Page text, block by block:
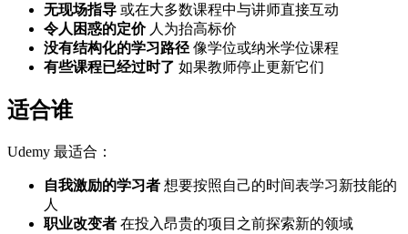
无现场指导 或在大多数课程中与讲师直接互动
令人困惑的定价人为抬高标价
没有结构化的学习路径像学位或纳米学位课程
有些课程已经过时了 如果教师停止更新它们
适合谁
Udemy 最适合：
自我激励的学习者 想要按照自己的时间表学习新技能的
人
职业改变者 在投入昂贵的项目之前探索新的领域